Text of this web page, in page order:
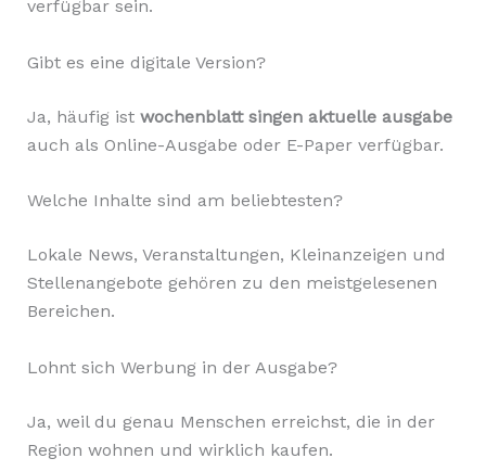
verfügbar sein.
Gibt es eine digitale Version?
Ja, häufig ist wochenblatt singen aktuelle ausgabe
auch als Online-Ausgabe oder E-Paper verfügbar.
Welche Inhalte sind am beliebtesten?
Lokale News, Veranstaltungen, Kleinanzeigen und
Stellenangebote gehören zu den meistgelesenen
Bereichen.
Lohnt sich Werbung in der Ausgabe?
Ja, weil du genau Menschen erreichst, die in der
Region wohnen und wirklich kaufen.